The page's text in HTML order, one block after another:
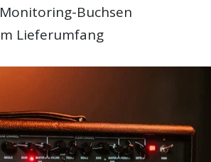
Buchsen
Lieferumfang